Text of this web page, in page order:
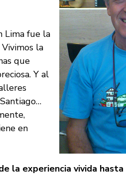
Lima fue la
la
que
Y al
en
la experiencia vivida